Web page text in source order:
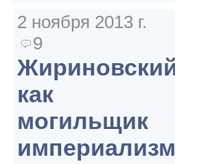
2 ноября 2013 г.
9
Жириновский
как
могильщик
империализма